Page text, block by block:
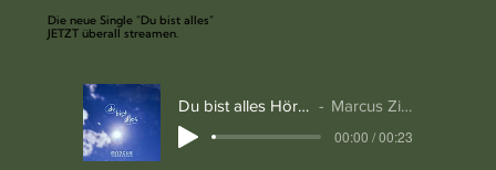
Die neue Single "Du bist alles"
JETZT überall streamen.
Du bist alles Hörprobe Website
Marcus Zimmermann
00:00 / 00:23